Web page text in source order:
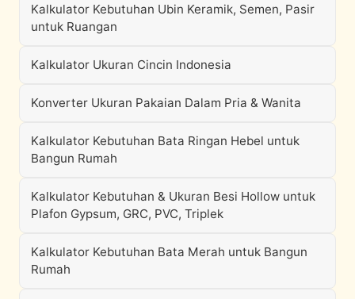
Kalkulator Kebutuhan Ubin Keramik, Semen, Pasir
untuk Ruangan
Kalkulator Ukuran Cincin Indonesia
Konverter Ukuran Pakaian Dalam Pria & Wanita
Kalkulator Kebutuhan Bata Ringan Hebel untuk
Bangun Rumah
Kalkulator Kebutuhan & Ukuran Besi Hollow untuk
Plafon Gypsum, GRC, PVC, Triplek
Kalkulator Kebutuhan Bata Merah untuk Bangun
Rumah